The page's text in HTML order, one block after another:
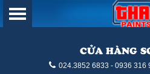
CỬA HÀNG
024.3852 6833 - 0936 316